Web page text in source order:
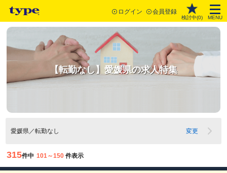
ログイン 会員登録
検討中(0) MENU
【転勤なし】愛媛県の求人特集
愛媛県／転勤なし 変更
315件中 101～150 件表示